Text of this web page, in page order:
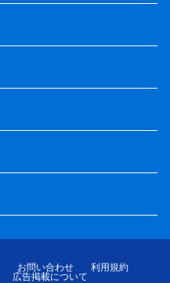
お問い合わせ
利用規約
広告掲載について